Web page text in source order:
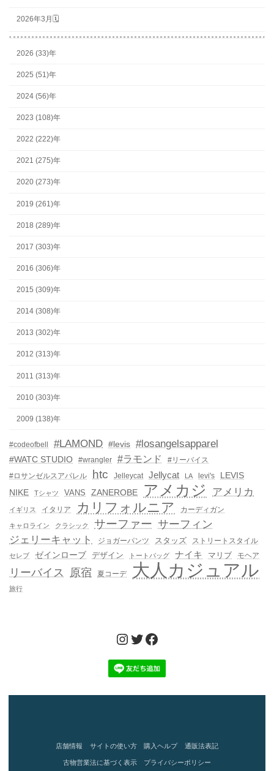
2026年3月🗓
2026 (33)年
2025 (51)年
2024 (56)年
2023 (108)年
2022 (222)年
2021 (275)年
2020 (273)年
2019 (261)年
2018 (289)年
2017 (303)年
2016 (306)年
2015 (309)年
2014 (308)年
2013 (302)年
2012 (313)年
2011 (313)年
2010 (303)年
2009 (138)年
#codeofbell #LAMOND #levis #losangelsapparel
#WATC STUDIO #wrangler #ラモンド
#リーバイス
#ロサンゼルスアパレル
htc Jelleycat Jellycat LA levi's
LEVIS
NIKE
Tシャツ VANS ZANEROBE アメカジ アメリカ
イギリス イタリア カリフォルニア カーディガン
キャロライン クラシック サーファー サーフィン
ジェリーキャット
ジョガーパンツ スタッズ ストリートスタイル
セレブ ゼインローブ デザイン トートバッグ ナイキ マリブ モヘア
リーバイス 原宿 夏コーデ 大人カジュアル
旅行
Instagram
Twitter
Facebook
店舗情報 サイトの使い方 購入ヘルプ 通販法表記
古物営業法に基づく表示 プライバシーポリシー